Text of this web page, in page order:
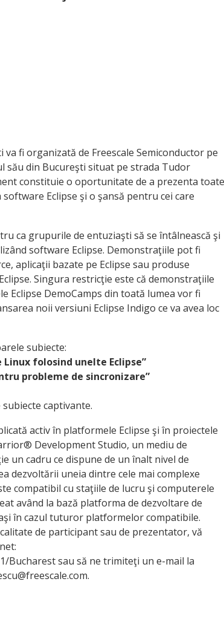
fi organizată de Freescale Semiconductor pe
său din Bucureşti situat pe strada Tudor
constituie o oportunitate de a prezenta toate
Eclipse şi o şansă pentru cei care
ca grupurile de entuziaşti să se întâlnească şi
software Eclipse. Demonstraţiile pot fi
aplicaţii bazate pe Eclipse sau produse
Singura restricţie este că demonstraţiile
Eclipse DemoCamps din toată lumea vor fi
noii versiuni Eclipse Indigo ce va avea loc
subiecte:
Linux folosind unelte Eclipse”
probleme de sincronizare”
captivante.
activ în platformele Eclipse şi în proiectele
Development Studio, un mediu de
un cadru ce dispune de un înalt nivel de
dezvoltării uneia dintre cele mai complexe
compatibil cu staţiile de lucru şi computerele
având la bază platforma de dezvoltare de
în cazul tuturor platformelor compatibile.
de participant sau de prezentator, vă
Bucharest sau să ne trimiteţi un e-mail la